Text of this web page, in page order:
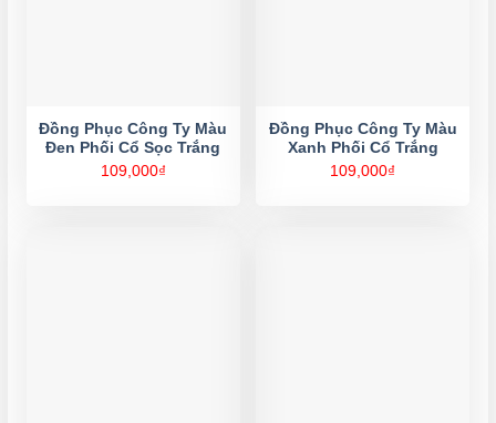
Đồng Phục Công Ty Màu
Đen Phối Cổ Sọc Trắng
109,000₫
Đồng Phục Công Ty Màu
Xanh Phối Cổ Trắng
109,000₫